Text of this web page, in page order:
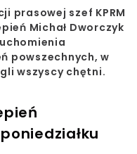
prasowej szef KPRM
Michał Dworczyk
powszechnych, w
wszyscy chętni.